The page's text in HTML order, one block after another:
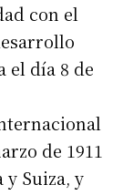
con el
el día 8 de
de 1911
Suiza, y